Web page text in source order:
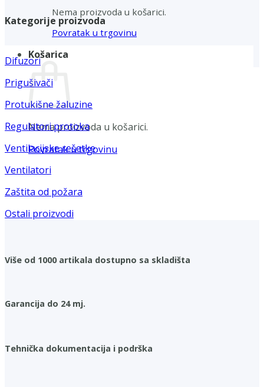
Nema proizvoda u košarici.
Povratak u trgovinu
Košarica
Nema proizvoda u košarici.
Povratak u trgovinu
Kategorije proizvoda
Difuzori
Prigušivači
Protukišne žaluzine
Regulatori protoka
Ventilacijske rešetke
Ventilatori
Zaštita od požara
Ostali proizvodi
Više od 1000 artikala dostupno sa skladišta
Garancija do 24 mj.
Tehnička dokumentacija i podrška